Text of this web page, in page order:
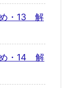
・13 解
・14 解